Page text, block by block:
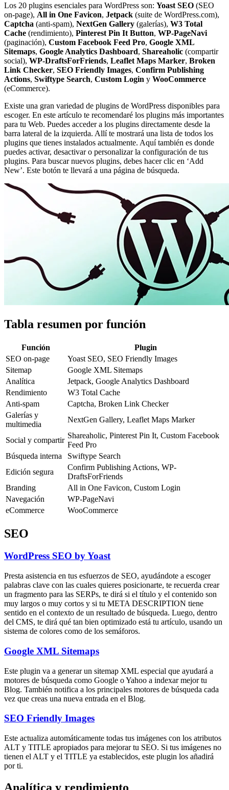
Los 20 plugins esenciales para WordPress son: Yoast SEO (SEO
on-page), All in One Favicon, Jetpack (suite de WordPress.com),
Captcha (anti-spam), NextGen Gallery (galerías), W3 Total
Cache (rendimiento), Pinterest Pin It Button, WP-PageNavi
(paginación), Custom Facebook Feed Pro, Google XML
Sitemaps, Google Analytics Dashboard, Shareaholic (compartir
social), WP-DraftsForFriends, Leaflet Maps Marker, Broken
Link Checker, SEO Friendly Images, Confirm Publishing
Actions, Swiftype Search, Custom Login y WooCommerce
(eCommerce).
Existe una gran variedad de plugins de WordPress disponibles para
escoger. En este artículo te recomendaré los plugins más importantes
para tu Web. Puedes acceder a los plugins directamente desde la
barra lateral de la izquierda. Allí te mostrará una lista de todos los
plugins que tienes instalados actualmente. Aquí también es donde
puedes activar, desactivar o personalizar la configuración de tus
plugins. Para buscar nuevos plugins, debes hacer clic en ‘Add
New’. Este botón te llevará a una página de búsqueda.
Tabla resumen por función
Función
Plugin
SEO on-page
Yoast SEO, SEO Friendly Images
Sitemap
Google XML Sitemaps
Analítica
Jetpack, Google Analytics Dashboard
Rendimiento
W3 Total Cache
Anti-spam
Captcha, Broken Link Checker
Galerías y
multimedia
NextGen Gallery, Leaflet Maps Marker
Social y compartir
Shareaholic, Pinterest Pin It, Custom Facebook
Feed Pro
Búsqueda interna
Swiftype Search
Edición segura
Confirm Publishing Actions, WP-
DraftsForFriends
Branding
All in One Favicon, Custom Login
Navegación
WP-PageNavi
eCommerce
WooCommerce
SEO
WordPress SEO by Yoast
Presta asistencia en tus esfuerzos de SEO, ayudándote a escoger
palabras clave con las cuales quieres posicionarte, te recuerda crear
un fragmento para las SERPs, te dirá si el título y el contenido son
muy largos o muy cortos y si tu META DESCRIPTION tiene
sentido en el contexto de un resultado de búsqueda. Luego, dentro
del CMS, te dirá qué tan bien optimizado está tu artículo, usando un
sistema de colores como de los semáforos.
Google XML Sitemaps
Este plugin va a generar un sitemap XML especial que ayudará a
motores de búsqueda como Google o Yahoo a indexar mejor tu
Blog. También notifica a los principales motores de búsqueda cada
vez que creas una nueva entrada en el Blog.
SEO Friendly Images
Este actualiza automáticamente todas tus imágenes con los atributos
ALT y TITLE apropiados para mejorar tu SEO. Si tus imágenes no
tienen el ALT y el TITLE ya establecidos, este plugin los añadirá
por ti.